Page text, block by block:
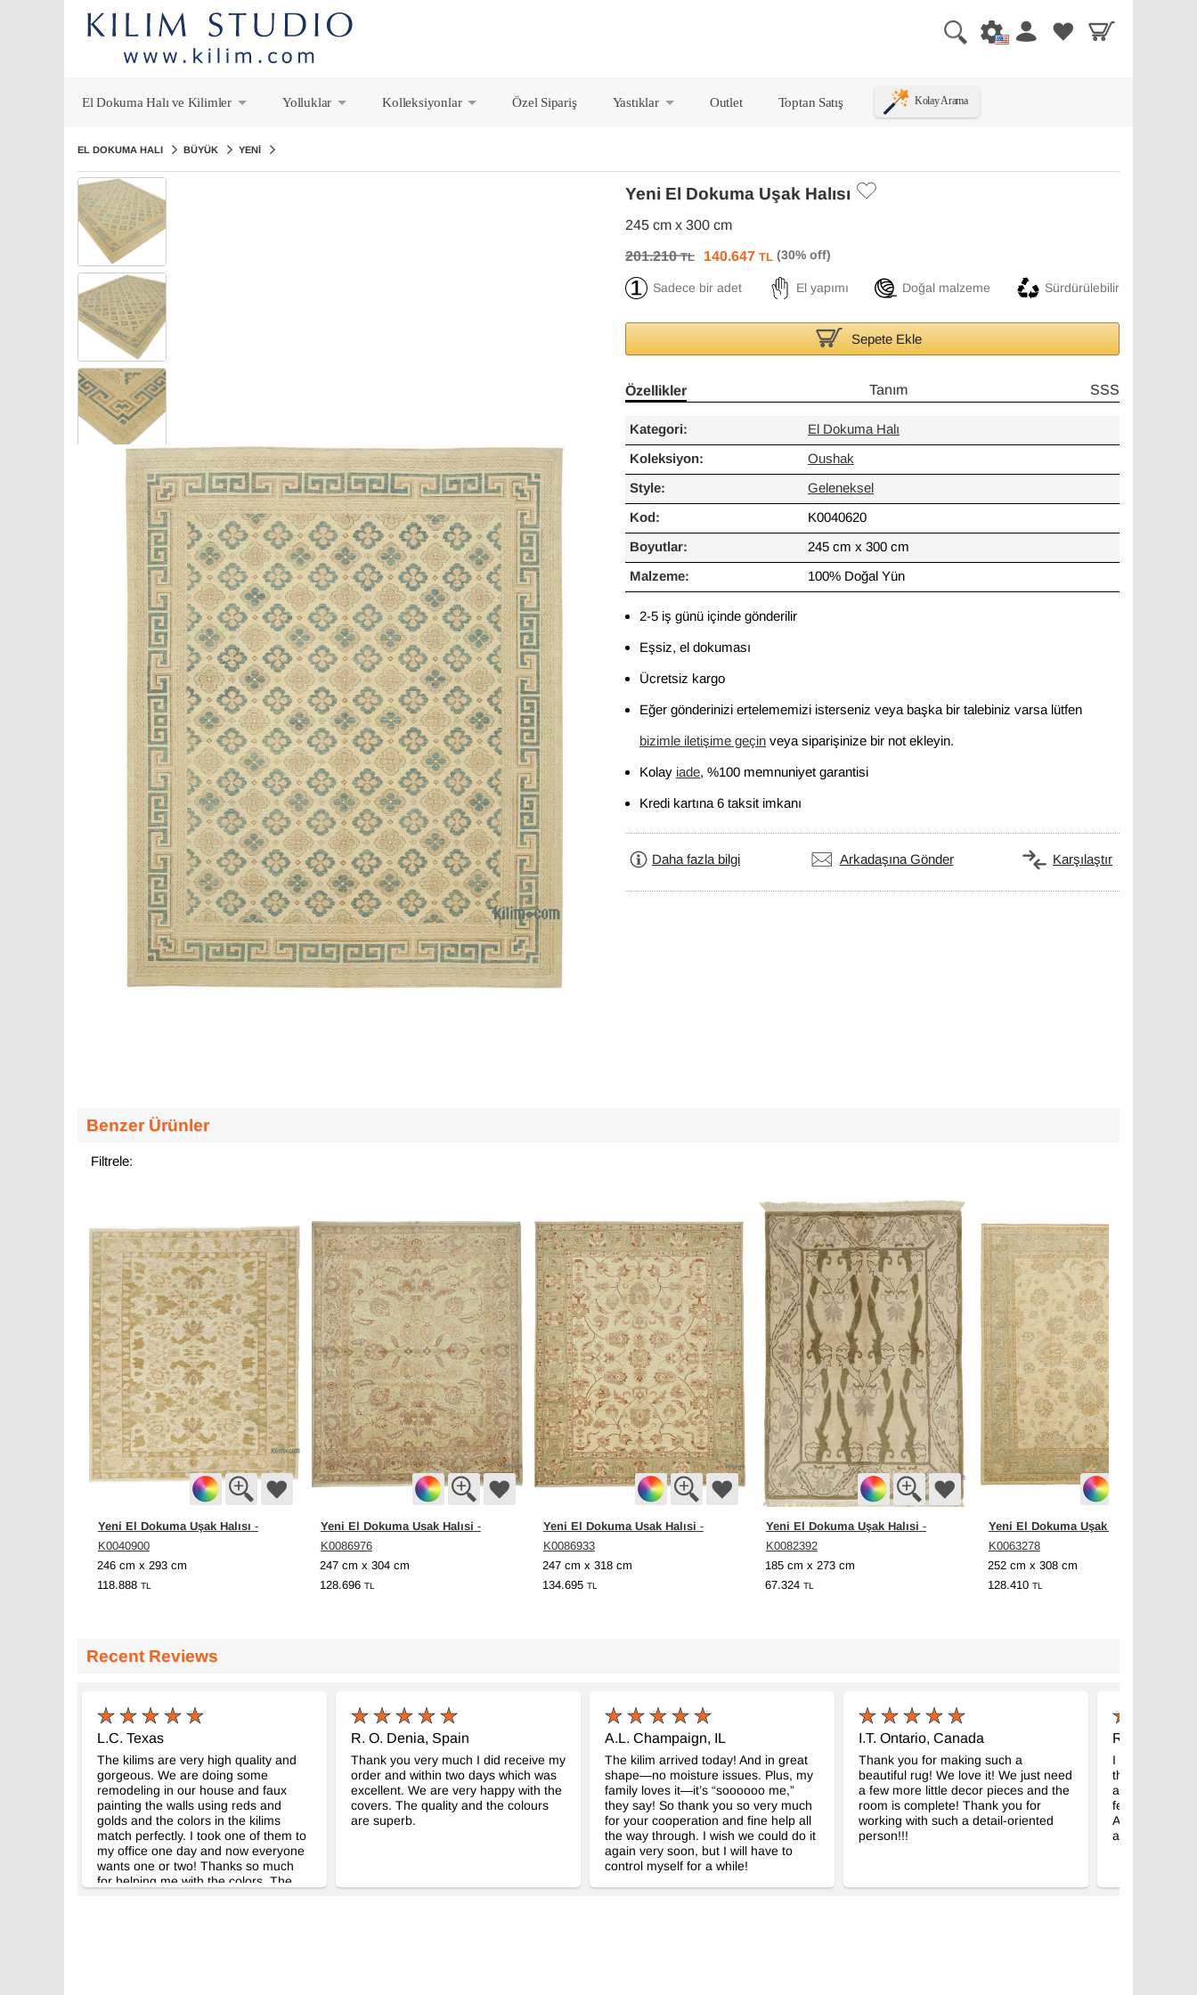
El Dokuma Halı ve Kilimler
Yolluklar
Kolleksiyonlar
Özel Sipariş
Yastıklar Outlet Toptan Satış Kolay Arama
EL DOKUMA HALI BÜYÜK YENI
Yeni El Dokuma Uşak Halısı
245 cm x 300 cm
201.210TL 140.647 TL
Sadece bir adet El yapımı Doğal malzeme Sürdürülebilir
Sepete Ekle
Özellikler Tanım SSS
Kategori: El Dokuma Halı
Koleksiyon: Oushak
Style: Geleneksel
Kod: K0040620
Boyutlar: 245 cm x 300 cm
Malzeme: 100% Doğal Yün
2-5 iş günü içinde gönderilir
Eşsiz, el dokuması
Ücretsiz kargo
Eğer gönderinizi ertelememizi isterseniz veya başka bir talebiniz varsa lütfen
bizimle iletişime geçin veya siparişinize bir not ekleyin.
Kolay iade, %100 memnuniyet garantisi
Kredi kartına 6 taksit imkanı
Daha fazla bilgi Arkadaşına Gönder Karşılaştır
Benzer Ürünler
Filtrele:
Yeni El Dokuma Uşak Halısı -
K0040900
246 cm x 293 cm
118.888 TL
Yeni El Dokuma Usak Halısi -
K0086976
247 cm x 304 cm
128.696 TL
Yeni El Dokuma Usak Halısi -
K0086933
247 cm x 318 cm
134.695 TL
Yeni El Dokuma Uşak Halısi -
K0082392
185 cm x 273 cm
67.324 TL
Yeni El Dokuma Uşak Halısı
K0063278
252 cm x 308 cm
128.410 TL
Recent Reviews
L.C. Texas
The kilims are very high quality and
gorgeous. We are doing some
remodeling in our house and faux
painting the walls using reds and
golds and the colors in the kilims
match perfectly. I took one of them to
my office one day and now everyone
wants one or two! Thanks so much
for helping me with the colors. The
R. O. Denia, Spain
Thank you very much I did receive my
order and within two days which was
excellent. We are very happy with the
covers. The quality and the colours
are superb.
A.L. Champaign, IL
The kilim arrived today! And in great
shape—no moisture issues. Plus, my
family loves it—it’s “soooooo me,”
they say! So thank you so very much
for your cooperation and fine help all
the way through. I wish we could do it
again very soon, but I will have to
control myself for a while!
I.T. Ontario, Canada
Thank you for making such a
beautiful rug! We love it! We just need
a few more little decor pieces and the
room is complete! Thank you for
working with such a detail-oriented
person!!!
R.M.
I received my
them! Here’s
another rug I
few years ago
Also, thank
a perfect size